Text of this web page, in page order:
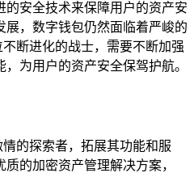
的安全技术来保障用户的资产安
，数字钱包仍然面临着严峻的
断进化的战士，需要不断加强
为用户的资产安全保驾护航。
的探索者，拓展其功能和服
的加密资产管理解决方案，